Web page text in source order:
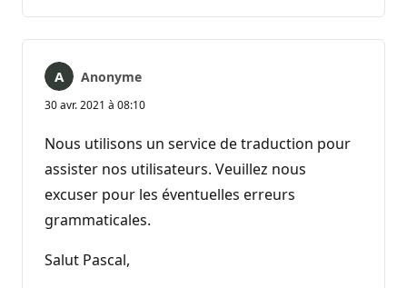
Anonyme
30 avr. 2021 à 08:10
Nous utilisons un service de traduction pour
assister nos utilisateurs. Veuillez nous
excuser pour les éventuelles erreurs
grammaticales.
Salut Pascal,